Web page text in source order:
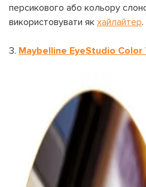
персикового або кольору
використовувати як хайлайтер.
3. Maybelline EyeStudio